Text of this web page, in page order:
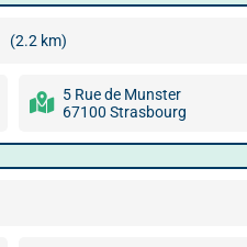
(2.2 km)
5 Rue de Munster
67100 Strasbourg